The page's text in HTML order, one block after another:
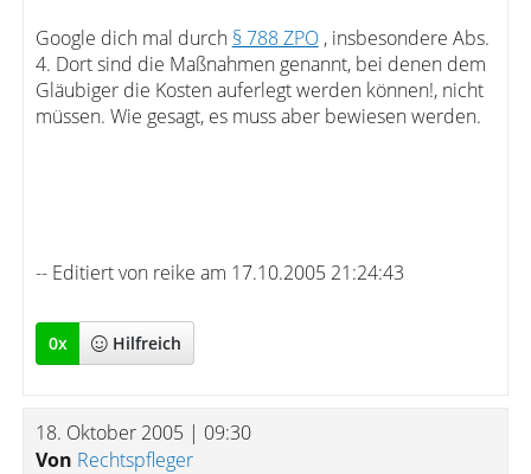
Google dich mal durch § 788 ZPO, insbesondere Abs.
4. Dort sind die Maßnahmen genannt, bei denen dem
Gläubiger die Kosten auferlegt werden können!, nicht
müssen. Wie gesagt, es muss aber bewiesen werden.
-- Editiert von reike am 17.10.2005 21:24:43
0x Hilfreich
18. Oktober 2005 | 09:30
Von Rechtspfleger